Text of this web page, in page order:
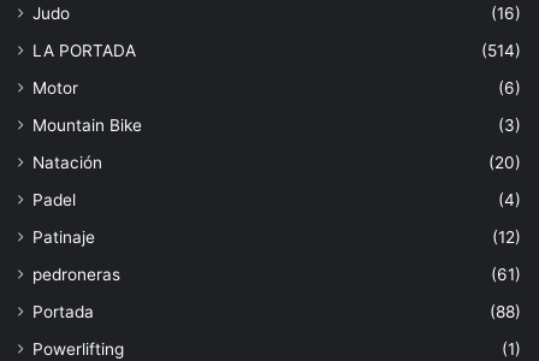
Judo
(16)
LA PORTADA
(514)
Motor
(6)
Mountain Bike
(3)
Natación
(20)
Padel
(4)
Patinaje
(12)
pedroneras
(61)
Portada
(88)
Powerlifting
(1)